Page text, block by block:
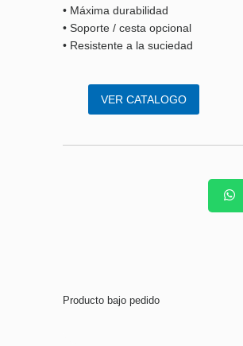
• Máxima durabilidad
• Soporte / cesta opcional
• Resistente a la suciedad
VER CATALOGO
Producto bajo pedido